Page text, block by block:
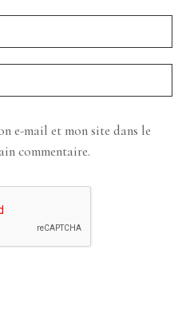
e-mail et mon site dans le
commentaire.